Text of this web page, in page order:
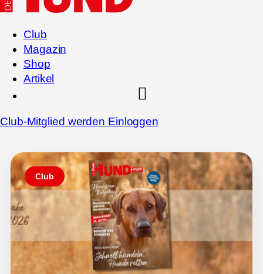
Club
Magazin
Shop
Artikel
Club-Mitglied werden Einloggen
Club